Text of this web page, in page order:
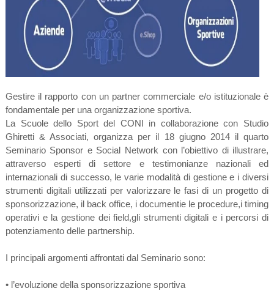
Gestire il rapporto con un partner commerciale e/o istituzionale è
fondamentale per una organizzazione sportiva.
La Scuole dello Sport del CONI in collaborazione con Studio
Ghiretti & Associati, organizza per il 18 giugno 2014 il quarto
Seminario Sponsor e Social Network con l’obiettivo di illustrare,
attraverso esperti di settore e testimonianze nazionali ed
internazionali di successo, le varie modalità di gestione e i diversi
strumenti digitali utilizzati per valorizzare le fasi di un progetto di
sponsorizzazione, il back office, i documentie le procedure,i timing
operativi e la gestione dei field,gli strumenti digitali e i percorsi di
potenziamento delle partnership.
I principali argomenti affrontati dal Seminario sono:
• l’evoluzione della sponsorizzazione sportiva